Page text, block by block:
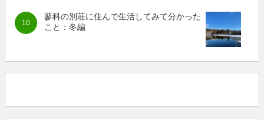
蓼科の別荘に住んで生活してみて分かった
こと：冬編